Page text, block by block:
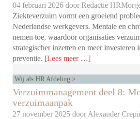
04 februari 2026 doorRedactie
Ziekteverzuim vormt een groeiend
Nederlandse werkgevers. Mentale en
nemen toe, waardoor organisaties
strategischer inzetten en meer investeren
preventie. [Lees meer …]
Wij als HR Afdeling
Verzuimmanagement deel 8:
verzuimaanpak
27 november 2025 doorAlexander